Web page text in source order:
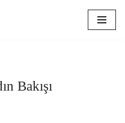
Bakışı